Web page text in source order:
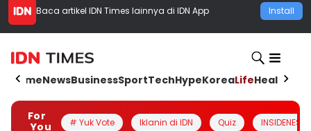
Baca artikel IDN Times lainnya di IDN App Install
HomeNewsBusinessSportTechHypeKoreaLifeHealth
For
You
# Yuk Vote Iklanin di IDN Quiz INSIDENESIA